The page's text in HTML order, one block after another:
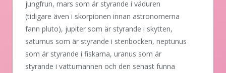
jungfrun, mars som är styrande i väduren
(tidigare även i skorpionen innan astronomerna
fann pluto), jupiter som är styrande i skytten,
saturnus som är styrande i stenbocken, neptunus
som är styrande i fiskarna, uranus som är
styrande i vattumannen och den senast funna